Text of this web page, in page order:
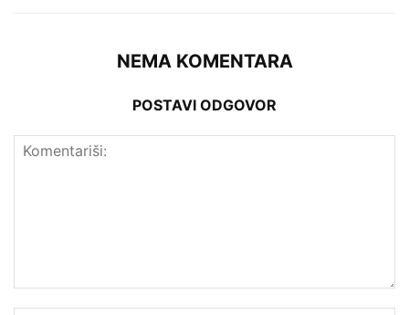
NEMA KOMENTARA
POSTAVI ODGOVOR